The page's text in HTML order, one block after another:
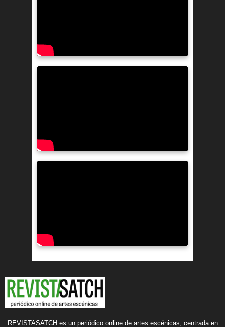
REVISTASATCH es un periódico online de artes escénicas, centrada en